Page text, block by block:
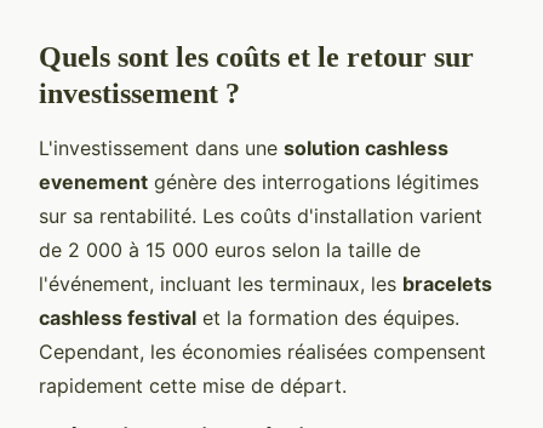
Quels sont les coûts et le retour sur
investissement ?
L'investissement dans une solution cashless
evenement génère des interrogations légitimes
sur sa rentabilité. Les coûts d'installation varient
de 2 000 à 15 000 euros selon la taille de
l'événement, incluant les terminaux, les bracelets
cashless festival et la formation des équipes.
Cependant, les économies réalisées compensent
rapidement cette mise de départ.